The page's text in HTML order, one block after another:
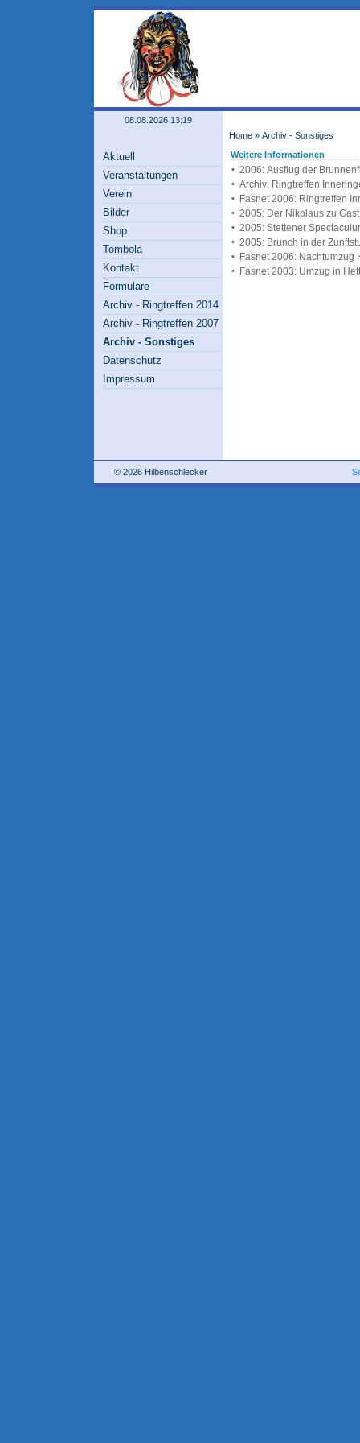
08.08.2026 13:19
Aktuell
Veranstaltungen
Verein
Bilder
Shop
Tombola
Kontakt
Formulare
Archiv - Ringtreffen 2014
Archiv - Ringtreffen 2007
Archiv - Sonstiges
Datenschutz
Impressum
Home » Archiv - Sonstiges
Weitere Informationen
• 2006: Ausflug der
• Archiv: Ringtreffen
• Fasnet 2006: Ringtreffen
• 2005: Der Nikolaus zu
• 2005: Stettener
• 2005: Brunch in der
• Fasnet 2006: Nachtumzug
• Fasnet 2003: Umzug in
© 2026 Hilbenschlecker